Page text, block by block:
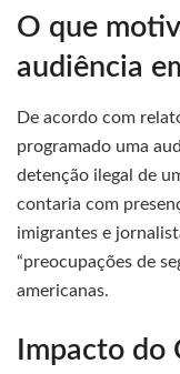
O que
audiência
De acordo com
programado uma
detenção ilegal de
contaria com
imigrantes e
“preocupações de
americanas.
Impacto do